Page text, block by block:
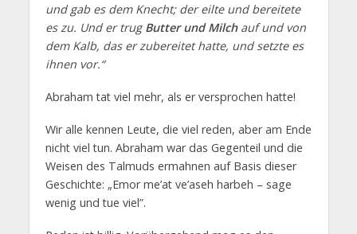
und gab es dem Knecht; der eilte und bereitete
es zu. Und er trugButter und Milchauf und von
dem Kalb, das er zubereitet hatte, und setzte es
ihnen vor.“
Abraham tat viel mehr, als er versprochen hatte!
Wir alle kennen Leute, die viel reden, aber am Ende
nicht viel tun. Abraham war das Gegenteil und die
Weisen des Talmuds ermahnen auf Basis dieser
Geschichte: „Emor me’at ve’aseh harbeh – sage
wenig und tue viel”.